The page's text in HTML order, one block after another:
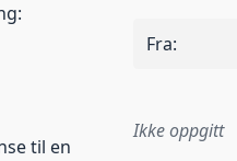
:
Fra:
til en
Ikke oppgitt